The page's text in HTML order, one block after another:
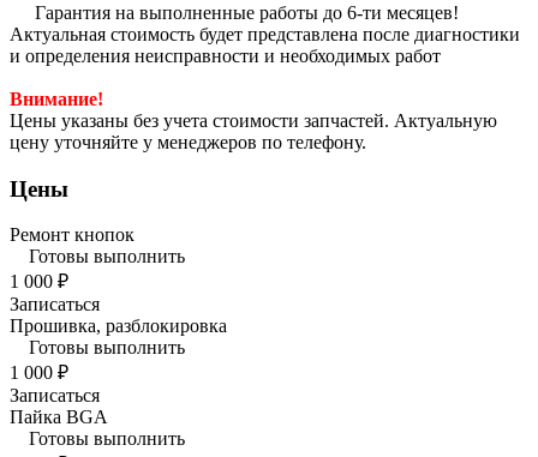
Гарантия на выполненные работы до 6-ти месяцев!
Актуальная стоимость будет представлена после диагностики
и определения неисправности и необходимых работ
Внимание!
Цены указаны без учета стоимости запчастей. Актуальную
цену уточняйте у менеджеров по телефону.
Цены
Ремонт кнопок
Готовы выполнить
1 000 ₽
Записаться
Прошивка, разблокировка
Готовы выполнить
1 000 ₽
Записаться
Пайка BGA
Готовы выполнить